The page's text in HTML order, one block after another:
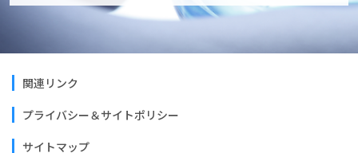
関連リンク
プライバシー＆サイトポリシー
サイトマップ